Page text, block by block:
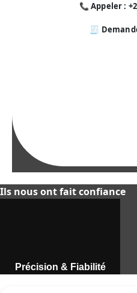
📞 Appeler :
🧾
Ils nous ont fait confiance
Précision & Fiabilité